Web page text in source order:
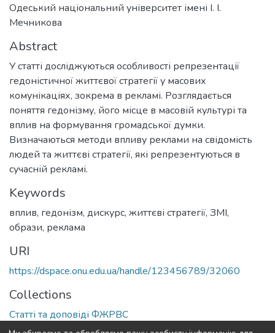
Одеський національний університет імені І. І.
Мечникова
Abstract
У статті досліджуються особливості репрезентації
гедоністичної життєвої стратегії у масових
комунікаціях, зокрема в рекламі. Розглядається
поняття гедонізму, його місце в масовій культурі та
вплив на формування громадської думки.
Визначаються методи впливу реклами на свідомість
людей та життєві стратегії, які репрезентуються в
сучасній рекламі.
Keywords
вплив, гедонізм, дискурс, життєві стратегії, ЗМІ,
образи, реклама
URI
https://dspace.onu.edu.ua/handle/123456789/32060
Collections
Статті та доповіді ФЖРВС